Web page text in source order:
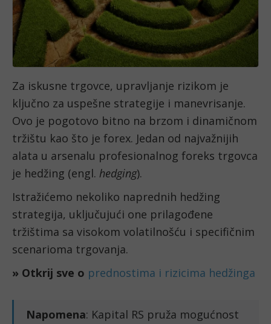
Za iskusne trgovce, upravljanje rizikom je
ključno za uspešne strategije i manevrisanje.
Ovo je pogotovo bitno na brzom i dinamičnom
tržištu kao što je forex. Jedan od najvažnijih
alata u arsenalu profesionalnog foreks trgovca
je hedžing (engl. hedging).
Istražićemo nekoliko naprednih hedžing
strategija, uključujući one prilagođene
tržištima sa visokom volatilnošću i specifičnim
scenarioma trgovanja.
» Otkrij sve o prednostima i rizicima hedžinga
Napomena: Kapital RS pruža mogućnost